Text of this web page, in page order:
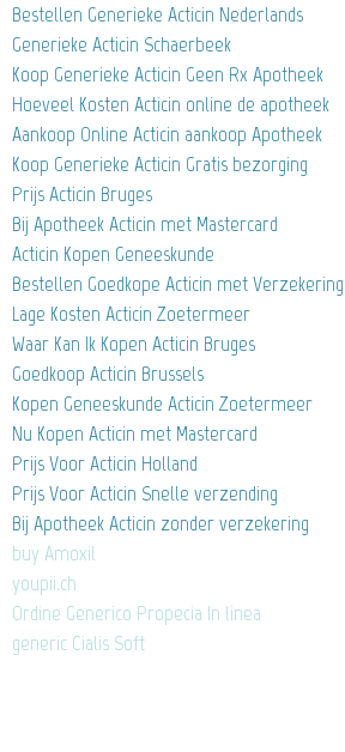
Bestellen Generieke Acticin Nederlands
Generieke Acticin Schaerbeek
Koop Generieke Acticin Geen Rx Apotheek
Hoeveel Kosten Acticin online de apotheek
Aankoop Online Acticin aankoop Apotheek
Koop Generieke Acticin Gratis bezorging
Prijs Acticin Bruges
Bij Apotheek Acticin met Mastercard
Acticin Kopen Geneeskunde
Bestellen Goedkope Acticin met Verzekering
Lage Kosten Acticin Zoetermeer
Waar Kan Ik Kopen Acticin Bruges
Goedkoop Acticin Brussels
Kopen Geneeskunde Acticin Zoetermeer
Nu Kopen Acticin met Mastercard
Prijs Voor Acticin Holland
Prijs Voor Acticin Snelle verzending
Bij Apotheek Acticin zonder verzekering
buy Amoxil
youpii.ch
Ordine Generico Propecia In linea
generic Cialis Soft